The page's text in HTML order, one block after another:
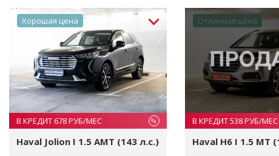
Хорошая цена
В КРЕДИТ 678 РУБ/МЕС %
Haval Jolion I 1.5 AMT (143 л.с.)
Отличная цена
В КРЕДИТ 538 РУБ/МЕС
Haval H6 I 1.5 MT